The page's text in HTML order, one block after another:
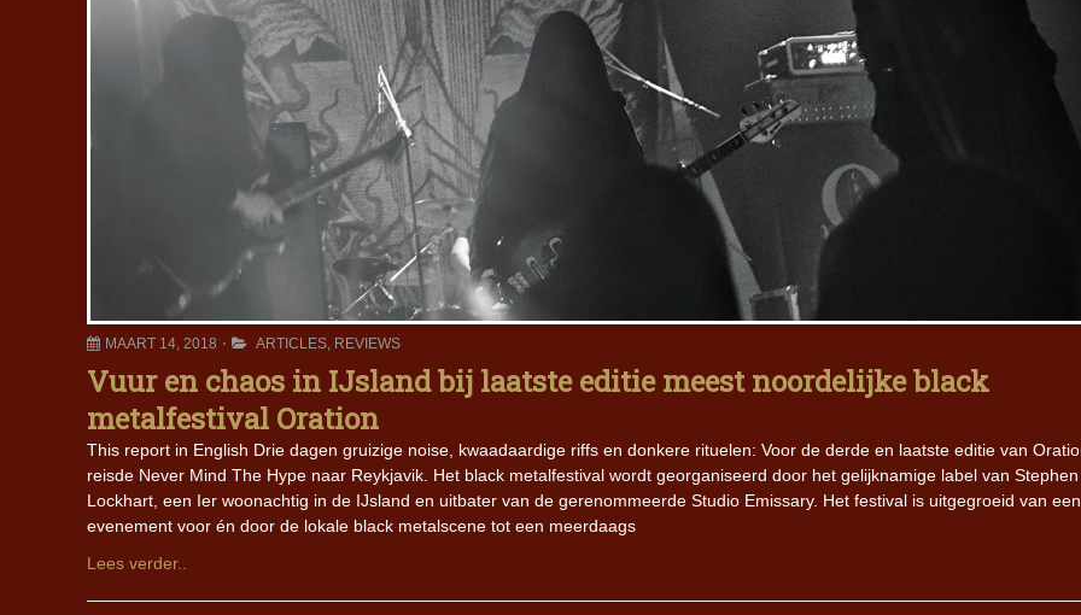
MAART 14, 2018 ARTICLES, REVIEWS
Vuur en chaos in IJsland bij laatste editie meest noordelijke black
metalfestival Oration
This report in English Drie dagen gruizige noise, kwaadaardige riffs en donkere rituelen: Voor de derde en laatste editie van
reisde Never Mind The Hype naar Reykjavik. Het black metalfestival wordt georganiseerd door het gelijknamige label van Stephen
Lockhart, een Ier woonachtig in de IJsland en uitbater van de gerenommeerde Studio Emissary. Het festival is uitgegroeid van een
evenement voor én door de lokale black metalscene tot een meerdaags
Lees verder..
Roll-stijl